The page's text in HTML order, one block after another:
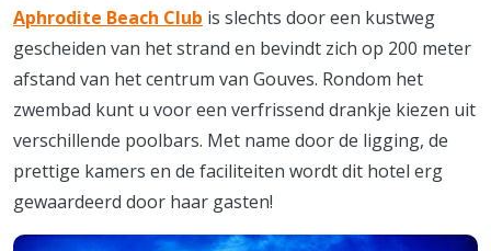
Aphrodite Beach Club is slechts door een kustweg
gescheiden van het strand en bevindt zich op 200 meter
afstand van het centrum van Gouves. Rondom het
zwembad kunt u voor een verfrissend drankje kiezen uit
verschillende poolbars. Met name door de ligging, de
prettige kamers en de faciliteiten wordt dit hotel erg
gewaardeerd door haar gasten!